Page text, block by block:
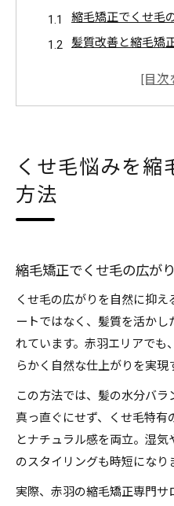
縮毛矯正でくせ毛
髪質改善と縮毛矯
赤羽で選ばれる自
赤羽エリアで安い
湿気や雨の日も扱いや
湿気に強くなる縮
雨の日も崩れない
縮毛矯正でうねり
ツ
縮毛矯正で朝の髪
赤羽で縮毛矯正メ
毎朝が楽になるくせ毛
縮毛矯正で時短ヘ
くせ毛悩みを縮
方法
縮毛矯正でくせ毛の広が
くせ毛の広がりを自然に抑
ートではなく、髪質を活か
れています。赤羽エリアでも
らかく自然な仕上がりを実現
この方法では、髪の水分バ
真っ直ぐにせず、くせ毛特有
とナチュラル感を両立。湿
のスタイリングも時短になり
実際、赤羽の縮毛矯正専門サ